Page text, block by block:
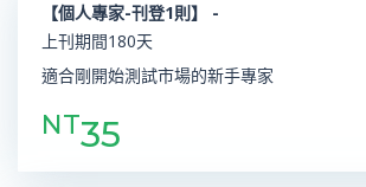
【個人專家-刊登1則】 -
上刊期間180天
適合剛開始測試市場的新手專家
NT35